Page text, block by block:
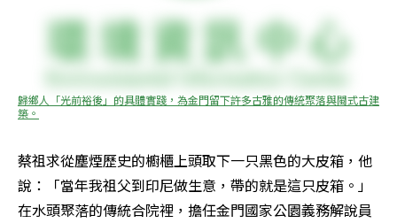
歸鄉人「光前裕後」的具體實踐，為金門留下許多古雅的傳統聚落與閩式古建
築。
蔡祖求從塵煙歷史的櫥櫃上頭取下一只黑色的大皮箱，他
說：「當年我祖父到印尼做生意，帶的就是這只皮箱。」
在水頭聚落的傳統合院裡，擔任金門國家公園義務解說員